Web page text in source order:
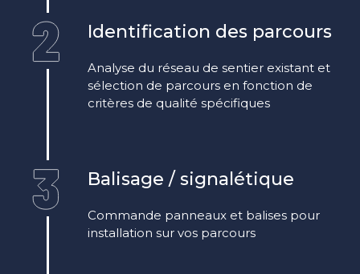
Identification des parcours
Analyse du réseau de sentier existant et
sélection de parcours en fonction de
critères de qualité spécifiques
Balisage / signalétique
Commande panneaux et balises pour
installation sur vos parcours